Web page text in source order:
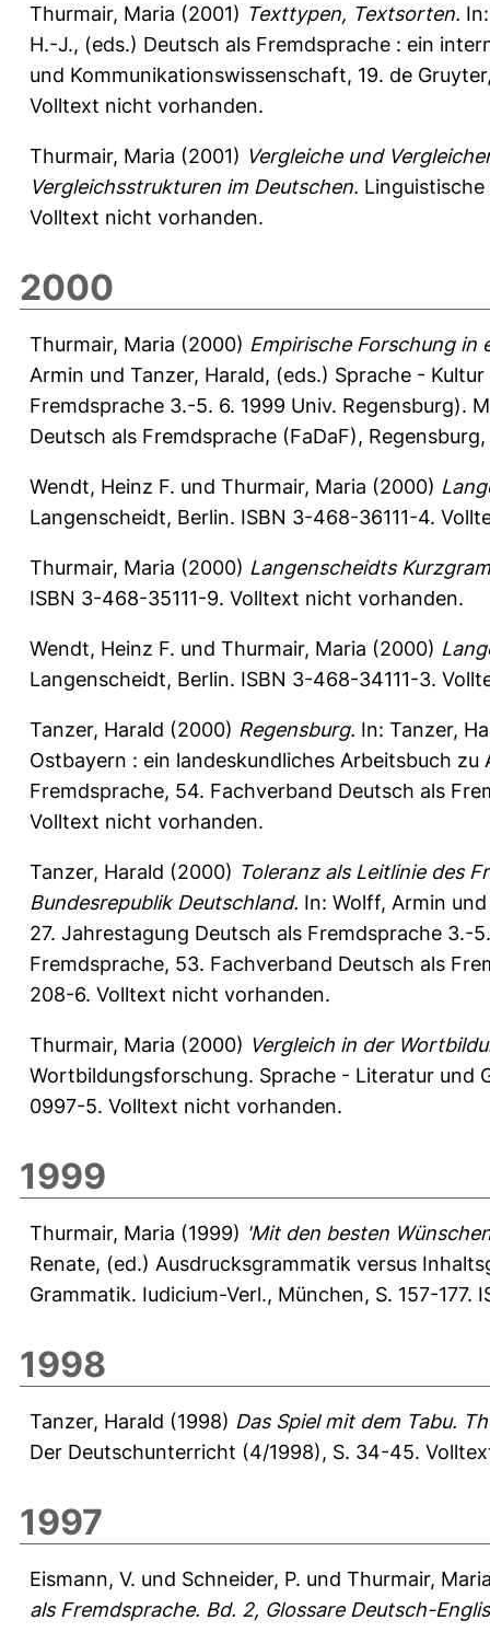
Thurmair, Maria (2001) Texttypen, Textsorten.
H.-J., (eds.) Deutsch als Fremdsprache : ein
und Kommunikationswissenschaft, 19. de
Volltext nicht vorhanden.
Thurmair, Maria (2001) Vergleiche und
Vergleichsstrukturen im Deutschen.
Volltext nicht vorhanden.
2000
Thurmair, Maria (2000) Empirische Forschung in
Armin und Tanzer, Harald, (eds.) Sprache -
Fremdsprache 3.-5. 6. 1999 Univ. Regensburg).
Deutsch als Fremdsprache (FaDaF),
Wendt, Heinz F. und Thurmair, Maria (2000)
Langenscheidt, Berlin. ISBN 3-468-36111-4.
Thurmair, Maria (2000) Langenscheidts
ISBN 3-468-35111-9. Volltext nicht vorhanden.
Wendt, Heinz F. und Thurmair, Maria (2000)
Langenscheidt, Berlin. ISBN 3-468-34111-3.
Tanzer, Harald (2000) Regensburg. In: Tanzer,
Ostbayern : ein landeskundliches Arbeitsbuch
Fremdsprache, 54. Fachverband Deutsch als
Volltext nicht vorhanden.
Tanzer, Harald (2000) Toleranz als Leitlinie des
Bundesrepublik Deutschland. In: Wolff, Armin
27. Jahrestagung Deutsch als Fremdsprache 3.-
Fremdsprache, 53. Fachverband Deutsch als
208-6. Volltext nicht vorhanden.
Thurmair, Maria (2000) Vergleich in der
Wortbildungsforschung. Sprache - Literatur und
0997-5. Volltext nicht vorhanden.
1999
Thurmair, Maria (1999) 'Mit den besten
Renate, (ed.) Ausdrucksgrammatik versus
Grammatik. Iudicium-Verl., München, S. 157-
1998
Tanzer, Harald (1998) Das Spiel mit dem Tabu.
Der Deutschunterricht (4/1998), S. 34-45.
1997
Eismann, V. und Schneider, P. und Thurmair,
als Fremdsprache. Bd. 2, Glossare Deutsch-